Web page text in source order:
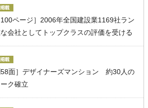
100ページ］2006年全国建設業1169社ラン
会社としてトップクラスの評価を受ける
58面］デザイナーズマンション 約30人の
ク確立